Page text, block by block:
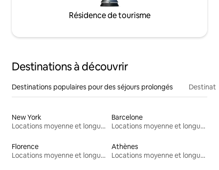
Résidence de tourisme
Destinations à découvrir
Destinations populaires pour des séjours prolongés
New York
Locations moyenne et longue durée
Barcelone
Locations moyenne et longue durée
Florence
Locations moyenne et longue durée
Athènes
Locations moyenne et longue durée